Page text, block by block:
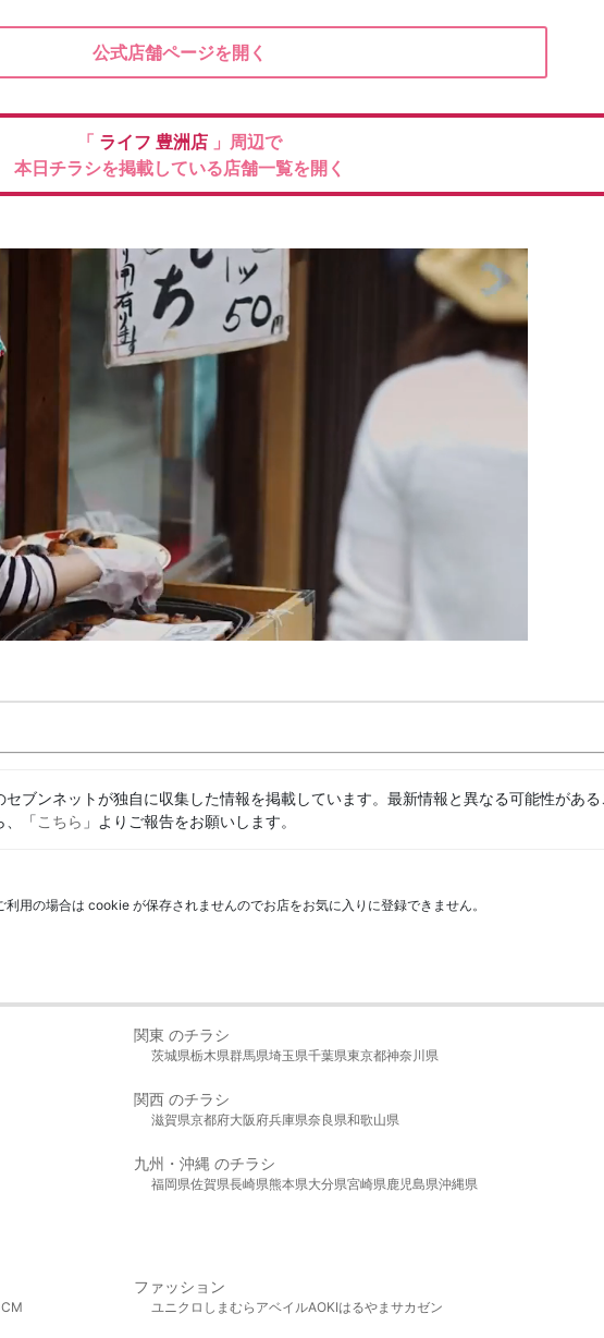
公式店舗ページを開く
「 ライフ 豊洲店 」周辺で
本日チラシを掲載している店舗一覧を開く
ブンネットが独自に収集した情報を掲載しています。最新情報と異なる可能性があ
、「こちら 」よりご報告をお願いします。
用の場合は cookie が保存されませんのでお店をお気に入りに登録できません。
関東 のチラシ
茨城県栃木県群馬県埼玉県千葉県東京都神奈川県
関西 のチラシ
滋賀県京都府大阪府兵庫県奈良県和歌山県
九州・沖縄 のチラシ
福岡県佐賀県長崎県熊本県大分県宮崎県鹿児島県沖縄県
ファッション
ユニクロ しまむら アベイルAOKIはるやま サカゼン